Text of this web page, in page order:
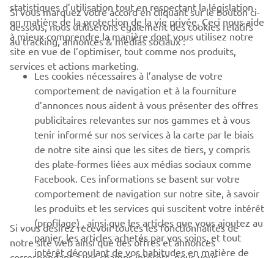
CORPORATE
BUSINESS
PLUS YAMAHA
SUPPORT
NEWSLETTER
Découvrez en exclusivité les dernières offres, les événements
spéciaux, les nouveautés et bien plus encore
S'ABONNER
statistiques d’utilisation tout en respectant la législation
en matière de la protection de la vie privée. Ceci nous aide
à mieux comprendre la manière dont vous utilisez notre
site en vue de l’optimiser, tout comme nos produits,
services et actions marketing.
Si vous marquez votre accord en cliquant sur le bouton ci-
dessous, nous utiliserons également des cookies relatifs
au tracking, annonces & médias sociaux :
Les cookies nécessaires à l’analyse de votre
comportement de navigation et à la fourniture
d’annonces nous aident à vous présenter des offres
publicitaires relevantes sur nos gammes et à vous
tenir informé sur nos services à la carte par le biais
de notre site ainsi que les sites de tiers, y compris
des plate-formes liées aux médias sociaux comme
Facebook. Ces informations se basent sur votre
comportement de navigation sur notre site, à savoir
les produits et les services qui suscitent votre intérêt
(profilage) , ainsi que les articles que vous ajoutez au
panier, les articles achetés par vos soins, et tout
intérêt découlant de vos habitudes en matière de
Si vous désirez recevoir toutes les fonctionnalités de
notre site web ainsi que des offres et annonces